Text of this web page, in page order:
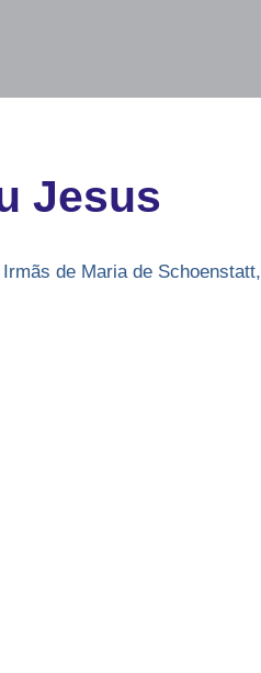
Jesus
Irmãs de Maria de Schoenstatt,